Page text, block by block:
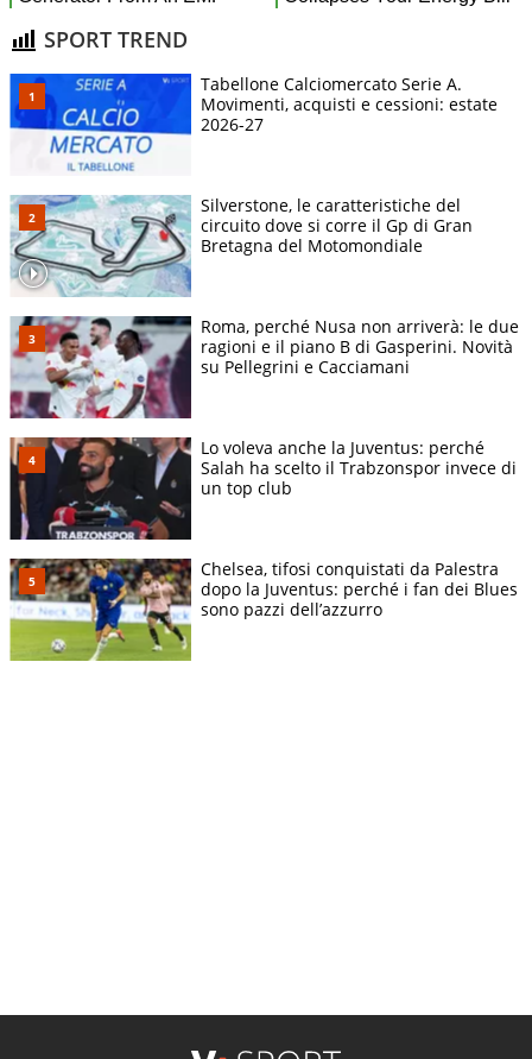
SPORT TREND
Tabellone Calciomercato Serie A.
Movimenti, acquisti e cessioni: estate
2026-27
Silverstone, le caratteristiche del
circuito dove si corre il Gp di Gran
Bretagna del Motomondiale
Roma, perché Nusa non arriverà: le due
ragioni e il piano B di Gasperini. Novità
su Pellegrini e Cacciamani
Lo voleva anche la Juventus: perché
Salah ha scelto il Trabzonspor invece di
un top club
Chelsea, tifosi conquistati da Palestra
dopo la Juventus: perché i fan dei Blues
sono pazzi dell’azzurro